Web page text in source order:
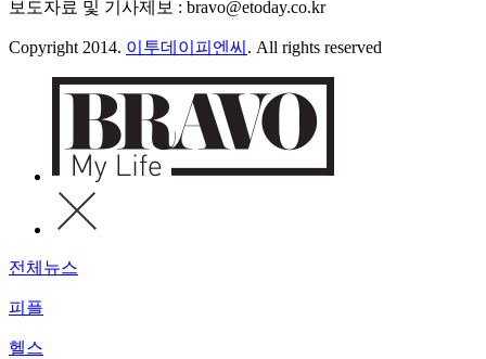
보도자료 및 기사제보 : bravo@etoday.co.kr
Copyright 2014. 이투데이피엔씨 . All rights reserved
전체뉴스
피플
헬스